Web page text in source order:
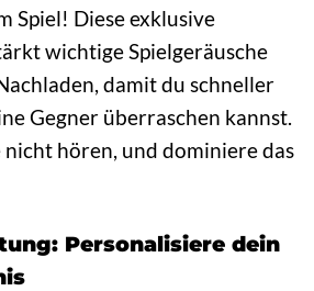
Spiel! Diese exklusive
wichtige Spielgeräusche
damit du schneller
Gegner überraschen kannst.
nicht hören, und dominiere das
Personalisiere dein